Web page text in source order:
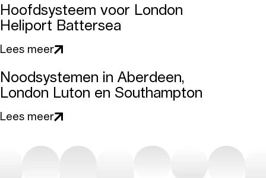
Hoofdsysteem voor London
Heliport Battersea
Lees meer
Noodsystemen in Aberdeen,
London Luton en Southampton
Lees meer